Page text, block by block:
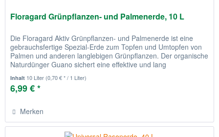
Floragard Grünpflanzen- und Palmenerde, 10 L
Die Floragard Aktiv Grünpflanzen- und Palmenerde ist eine
gebrauchsfertige Spezial-Erde zum Topfen und Umtopfen von
Palmen und anderen langlebigen Grünpflanzen. Der organische
Naturdünger Guano sichert eine effektive und lang
Inhalt 10 Liter (0,70 € * / 1 Liter)
6,99 € *
Merken